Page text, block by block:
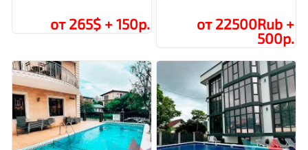
от 265$ + 150р.
от 22500Rub +
500р.